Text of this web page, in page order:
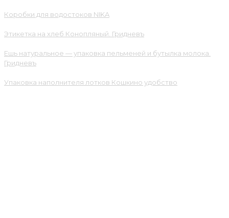
Коробки для водостоков NIKA
Этикетка на хлеб Конопляный. Гридневъ
Ешь натуральное — упаковка пельменей и бутылка молока.
Гридневъ
Упаковка наполнителя лотков Кошкино удобство